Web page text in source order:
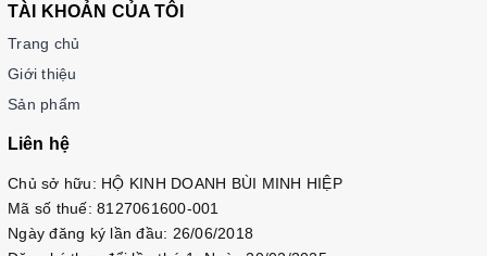
TÀI KHOẢN CỦA TÔI
Trang chủ
Giới thiệu
Sản phẩm
Liên hệ
Chủ sở hữu: HỘ KINH DOANH BÙI MINH HIỆP
Mã số thuế: 8127061600-001
Ngày đăng ký lần đầu: 26/06/2018